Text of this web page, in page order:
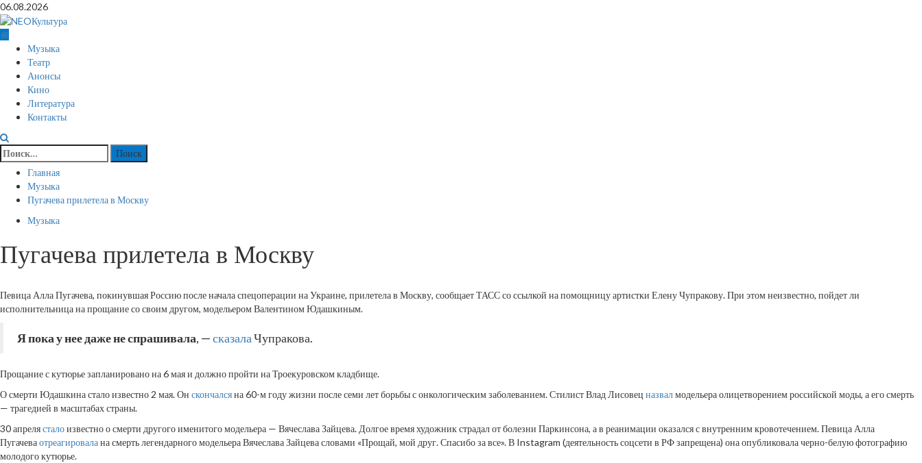
Перейти
к
содержимому
06.08.2026
Основное
меню
Музыка
Театр
Анонсы
Кино
Литература
Контакты
Найти:
Главная
Музыка
Пугачева прилетела в Москву
Музыка
Пугачева прилетела в Москву
Певица Алла Пугачева, покинувшая Россию после начала спецоперации на Украине, прилетела в Москву, сообщает ТАСС со ссылкой на помощницу артистки Елену Чупракову. При этом неизвестно, пойдет ли
исполнительница на прощание со своим другом, модельером Валентином Юдашкиным.
Я пока у нее даже не спрашивала, —сказалаЧупракова.
Прощание с кутюрье запланировано на 6 мая и должно пройти на Троекуровском кладбище.
О смерти Юдашкина стало известно 2 мая. Он скончалсяна 60-м году жизни после семи лет борьбы с онкологическим заболеванием. Стилист Влад Лисовец назвалмодельера олицетворением российской моды, а его смерть
— трагедией в масштабах страны.
30 апрелясталоизвестно о смерти другого именитого модельера — Вячеслава Зайцева. Долгое время художник страдал от болезни Паркинсона, а в реанимации оказался с внутренним кровотечением. Певица Алла
Пугачеваотреагировалана смерть легендарного модельера Вячеслава Зайцева словами «Прощай, мой друг. Спасибо за все». В Instagram (деятельность соцсети в РФ запрещена) она опубликовала черно-белую фотографию
молодого кутюрье.